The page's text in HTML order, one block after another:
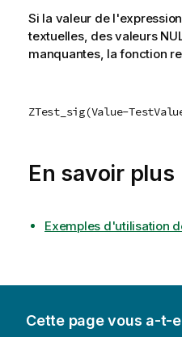
Si la valeur de
textuelles, des valeurs
manquantes, la fonction
ZTest_sig(Value-
En savoir plus
Exemples d'utilisation
Cette page vous a-t-